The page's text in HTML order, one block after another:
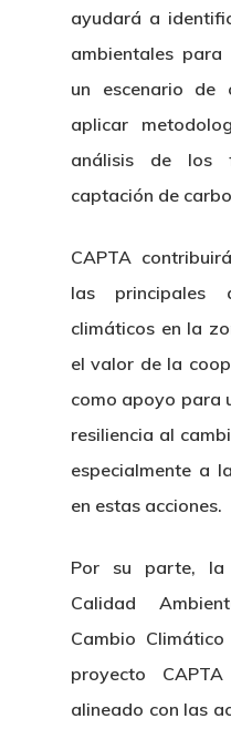
ayudará a
ambientales
un escenario de
aplicar
análisis de
captación de
CAPTA
las principales
climáticos en la
el valor de la
como apoyo para
resiliencia al
especialmente a
en estas acciones.
Por su parte, la
Calidad
Cambio
proyecto
alineado con las